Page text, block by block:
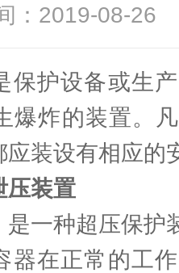
间：2019-08-
保护设备或生
爆炸的装置。
应装设有相应的
压装置
是一种超压保护
器在正常的工